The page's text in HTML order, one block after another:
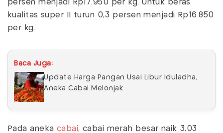
persen menjadi Rp17.950 per kg. Untuk beras
kualitas super II turun 0,3 persen menjadi Rp16.850
per kg.
Baca Juga:
Update Harga Pangan Usai Libur Iduladha,
Aneka Cabai Melonjak
Pada aneka cabai, cabai merah besar naik 3,03